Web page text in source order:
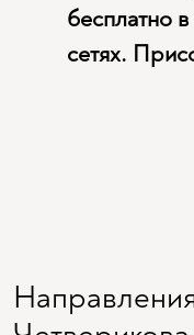
бесплатно
сетях.